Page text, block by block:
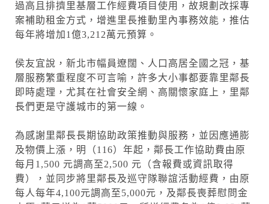
過高且排擠里基層工作經費項目使用，故規劃改採專
案補助租金方式，增進里長推動里內事務效能，推估
每年將增加1億3,212萬元預算。
侯友宜說，新北市幅員遼闊、人口高居全國之冠，基
層服務繁重程度不可言喻，許多大小事都要靠里鄰長
即時處理，尤其在社會安全網、高關懷家庭上，里鄰
長們更是守護城市的第一線。
為感謝里鄰長長期協助政策推動與服務，並因應通膨
及物價上漲，明（116）年起，鄰長工作協助費由原
每月1,500 元調高至2,500 元（含報費或資訊取得
費），並同步將里鄰長及巡守隊聯誼活動經費，由原
每人每年4,100元調高至5,000元，及鄰長喪葬慰問金